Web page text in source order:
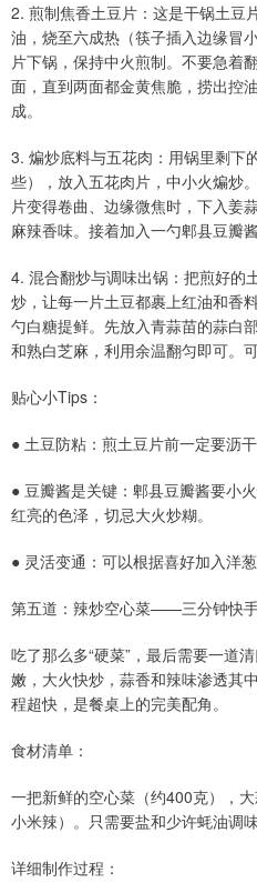
2. 煎制焦香土豆片：这是干锅土豆
油，烧至六成热（筷子插入边缘冒
片下锅，保持中火煎制。不要急着
面，直到两面都金黄焦脆，捞出控
成。
3. 煸炒底料与五花肉：用锅里剩下
些），放入五花肉片，中小火煸炒
片变得卷曲、边缘微焦时，下入姜
麻辣香味。接着加入一勺郫县豆瓣
4. 混合翻炒与调味出锅：把煎好的
炒，让每一片土豆都裹上红油和香
勺白糖提鲜。先放入青蒜苗的蒜白
和熟白芝麻，利用余温翻匀即可。
贴心小Tips：
● 土豆防粘：煎土豆片前一定要沥
● 豆瓣酱是关键：郫县豆瓣酱要小
红亮的色泽，切忌大火炒糊。
● 灵活变通：可以根据喜好加入洋
第五道：辣炒空心菜——三分钟快
吃了那么多“硬菜”，最后需要一道
嫩，大火快炒，蒜香和辣味渗透其
程超快，是餐桌上的完美配角。
食材清单：
一把新鲜的空心菜（约400克），
小米辣）。只需要盐和少许蚝油调味
详细制作过程：